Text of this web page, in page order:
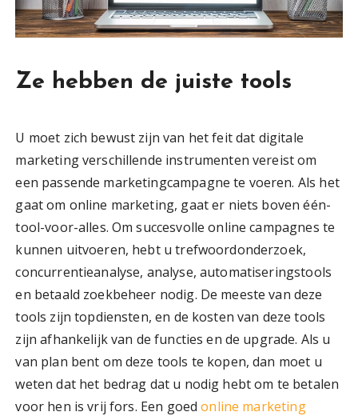
Ze hebben de juiste tools
U moet zich bewust zijn van het feit dat digitale
marketing verschillende instrumenten vereist om
een passende marketingcampagne te voeren. Als het
gaat om online marketing, gaat er niets boven één-
tool-voor-alles. Om succesvolle online campagnes te
kunnen uitvoeren, hebt u trefwoordonderzoek,
concurrentieanalyse, analyse, automatiseringstools
en betaald zoekbeheer nodig. De meeste van deze
tools zijn topdiensten, en de kosten van deze tools
zijn afhankelijk van de functies en de upgrade. Als u
van plan bent om deze tools te kopen, dan moet u
weten dat het bedrag dat u nodig hebt om te betalen
voor hen is vrij fors. Een goedonline marketing